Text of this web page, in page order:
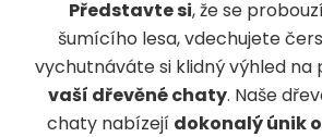
Představte si, že se
šumícího lesa, vdechujete
vychutnáváte si klidný výhled na
vaší dřevěné chaty. Naše
chaty nabízejí dokonalý únik